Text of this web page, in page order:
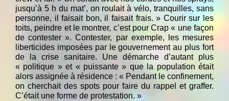
jusqu’à 5 h du mat’, on roulait à vélo, tranquilles, sans
personne, il faisait bon, il faisait frais. » Courir sur les
toits, peindre et le montrer, c’est pour Crap « une façon
de contester ». Contester, par exemple, les mesures
liberticides imposées par le gouvernement au plus fort
de la crise sanitaire. Une démarche d’autant plus
« politique » et « puissante » que la population était
alors assignée à résidence : « Pendant le confinement,
on cherchait des spots pour faire du rappel et graffer.
C’était une forme de protestation. »